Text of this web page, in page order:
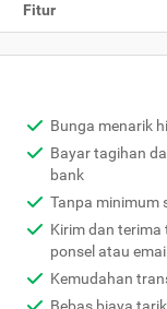
Fitur
Bunga menarik
Bayar tagihan
bank
Tanpa minimum
Kirim dan
ponsel atau email
Kemudahan